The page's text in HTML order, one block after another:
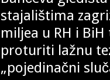
stajalištima
miljea u RH i
proturiti lažnu
„pojedinačni